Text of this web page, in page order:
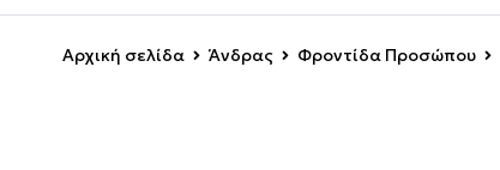
Αρχική σελίδα Άνδρας Φροντίδα Προσώπου